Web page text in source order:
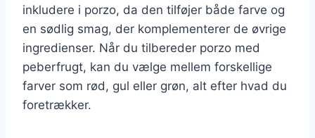
inkludere i porzo, da den tilføjer både farve og
en sødlig smag, der komplementerer de øvrige
ingredienser. Når du tilbereder porzo med
peberfrugt, kan du vælge mellem forskellige
farver som rød, gul eller grøn, alt efter hvad du
foretrækker.